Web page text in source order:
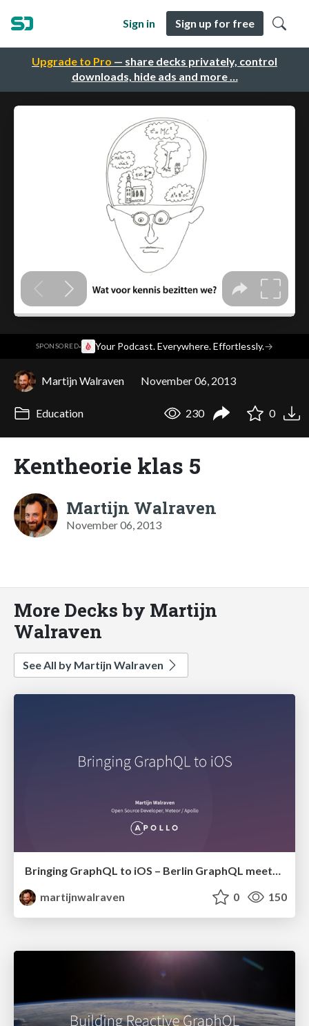
Upgrade to Pro — share decks privately, control
downloads, hide ads and more …
Sign in Sign up for free
SPONSORED· Your Podcast. Everywhere. Effortlessly.→
Martijn Walraven November 06, 2013
Education 230 0
Kentheorie klas 5
Martijn Walraven
November 06, 2013
More Decks by Martijn
Walraven
See All by Martijn Walraven
Bringing GraphQL to iOS – Berlin GraphQL meetup Nov 2016
martijnwalraven
0 150